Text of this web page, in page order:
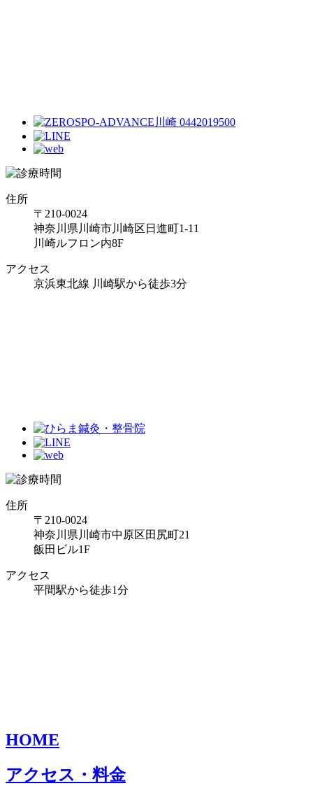
住所
〒210-0024
神奈川県川崎市川崎区日進町1-11
川崎ルフロン内8F
アクセス
京浜東北線 川崎駅から徒歩3分
住所
〒210-0024
神奈川県川崎市中原区田尻町21
飯田ビル1F
アクセス
平間駅から徒歩1分
HOME
アクセス・料金